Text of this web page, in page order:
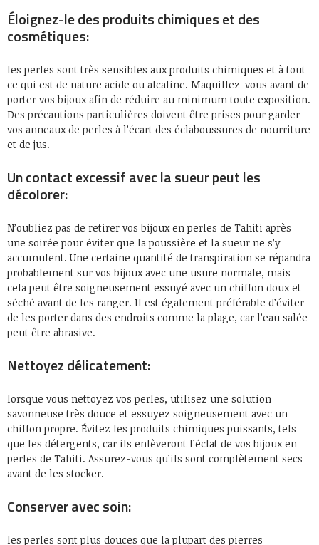
Éloignez-le des produits chimiques et des
cosmétiques:
les perles sont très sensibles aux produits chimiques et à tout
ce qui est de nature acide ou alcaline. Maquillez-vous avant de
porter vos bijoux afin de réduire au minimum toute exposition.
Des précautions particulières doivent être prises pour garder
vos anneaux de perles à l’écart des éclaboussures de nourriture
et de jus.
Un contact excessif avec la sueur peut les
décolorer:
N’oubliez pas de retirer vos bijoux en perles de Tahiti après
une soirée pour éviter que la poussière et la sueur ne s’y
accumulent. Une certaine quantité de transpiration se répandra
probablement sur vos bijoux avec une usure normale, mais
cela peut être soigneusement essuyé avec un chiffon doux et
séché avant de les ranger. Il est également préférable d’éviter
de les porter dans des endroits comme la plage, car l’eau salée
peut être abrasive.
Nettoyez délicatement:
lorsque vous nettoyez vos perles, utilisez une solution
savonneuse très douce et essuyez soigneusement avec un
chiffon propre. Évitez les produits chimiques puissants, tels
que les détergents, car ils enlèveront l’éclat de vos bijoux en
perles de Tahiti. Assurez-vous qu’ils sont complètement secs
avant de les stocker.
Conserver avec soin:
les perles sont plus douces que la plupart des pierres